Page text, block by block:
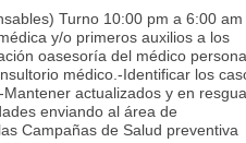
Turno 10:00 pm a 6:00 am
y/o primeros auxilios a los
oasesoría del médico
médico.-Identificar los
actualizados y en
enviando al área de
Campañas de Salud preventiva